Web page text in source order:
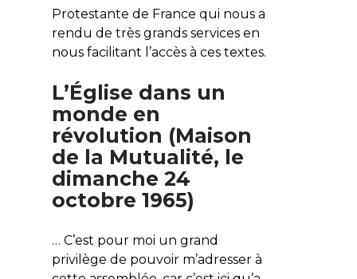
Protestante de France qui nous a
rendu de très grands services en
nous facilitant l’accès à ces textes.
L’Église dans un
monde en
révolution (Maison
de la Mutualité, le
dimanche 24
octobre 1965)
… C’est pour moi un grand
privilège de pouvoir m’adresser à